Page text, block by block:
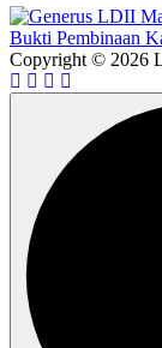
Copyright © 2026